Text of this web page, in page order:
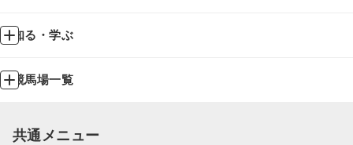
知る・学ぶ
競馬場一覧
共通メニュー